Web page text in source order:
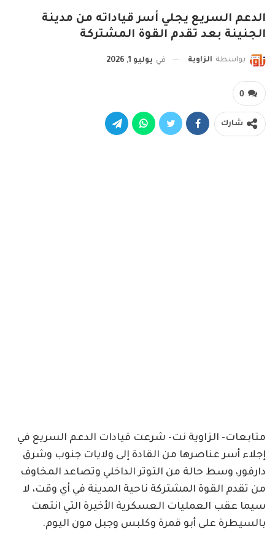
الدعم السريع يجلي أسر قياداته من مدينة
الجنينة بعد تقدم القوة المشتركة
بواسطة الزاوية في يوليو 1, 2026
0
شارك
متابعات- الزاوية نت- شرعت قيادات الدعم السريع في
إجلاء أسر عناصرها من القادة إلى ولايات جنوب وشرق
دارفور، وسط حالة من التوتر الداخلي وتصاعد المخاوف
من تقدم القوة المشتركة ناحية المدينة في أي وقت، لا
سيما عقب العمليات العسكرية الأخيرة التي انتهت
بالسيطرة على أبو قمرة وكلبس وجبل مون اليوم.